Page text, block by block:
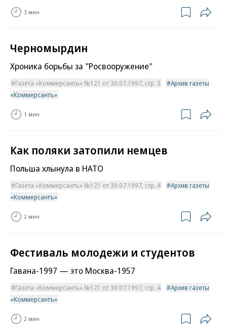
3 мин.
Черномырдин
Хроника борьбы за "Росвооружение"
Газета «Коммерсантъ» №121 от 30.07.1997, стр. 3
Архив газеты
«Коммерсантъ»
1 мин.
Как поляки затопили немцев
Польша хлынула в НАТО
Газета «Коммерсантъ» №121 от 30.07.1997, стр. 4
Архив газеты
«Коммерсантъ»
2 мин.
Фестиваль молодежи и студентов
Гавана-1997 — это Москва-1957
Газета «Коммерсантъ» №121 от 30.07.1997, стр. 4
Архив газеты
«Коммерсантъ»
2 мин.